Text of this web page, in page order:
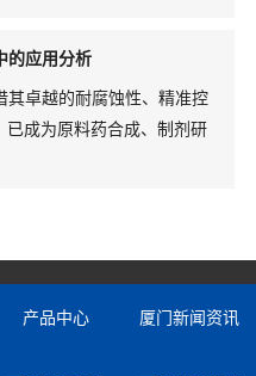
的应用分析
其卓越的耐腐蚀性、精准控
已成为原料药合成、制剂研
产品中心 厦门新闻资讯